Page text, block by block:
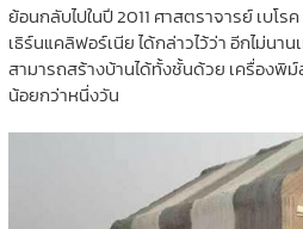
ย้อนกลับไปในปี 2011 ศาสตราจารย์ เบโ
เธิร์นแคลิฟอร์เนีย ได้กล่าวไว้ว่า อีกไม่นา
สามารถสร้างบ้านได้ทั้งชั้นด้วย เครื่องพิ
น้อยกว่าหนึ่งวัน